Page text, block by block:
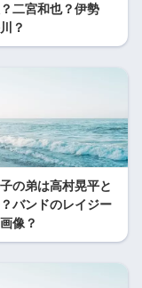
二宮和也？伊勢
？
の弟は高村晃平と
バンドのレイジー
像？